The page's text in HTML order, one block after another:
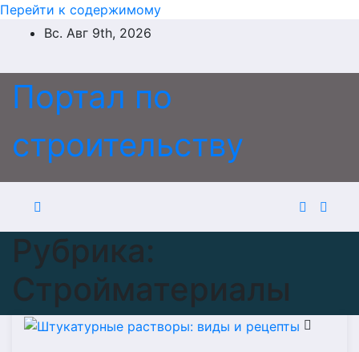
Перейти к содержимому
Вс. Авг 9th, 2026
Портал по
строительству
Рубрика:
Стройматериалы